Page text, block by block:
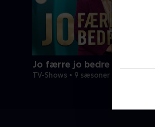
Jo færre jo bedre
TV-Shows • 9 sæsoner